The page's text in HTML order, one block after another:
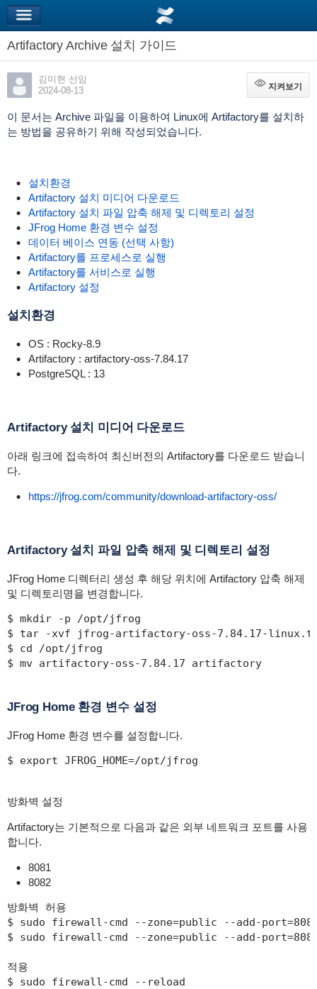
Artifactory Archive 설치 가이드
김미현 선임
2024-08-13
지켜보기
지켜보기
이 문서는 Archive 파일을 이용하여 Linux에 Artifactory를 설치하
는 방법을 공유하기 위해 작성되었습니다.
설치환경
Artifactory 설치 미디어 다운로드
Artifactory 설치 파일 압축 해제 및 디렉토리 설정
JFrog Home 환경 변수 설정
데이터 베이스 연동 (선택 사항)
Artifactory를 프로세스로 실행
Artifactory를 서비스로 실행
Artifactory 설정
설치환경
OS : Rocky-8.9
Artifactory : artifactory-oss-7.84.17
PostgreSQL : 13
Artifactory 설치 미디어 다운로드
아래 링크에 접속하여 최신버전의 Artifactory를 다운로드 받습니
다.
https://jfrog.com/community/download-artifactory-oss/
Artifactory 설치 파일 압축 해제 및 디렉토리 설정
JFrog Home 디렉터리 생성 후 해당 위치에 Artifactory 압축 해제
및 디렉토리명을 변경합니다.
$ mkdir -p /opt/jfrog
$ tar -xvf jfrog-artifactory-oss-7.84.17-
$ cd /opt/jfrog
$ mv artifactory-oss-7.84.17 artifactory
JFrog Home 환경 변수 설정
JFrog Home 환경 변수를 설정합니다.
$ export JFROG_HOME=/opt/jfrog
방화벽 설정
Artifactory는 기본적으로 다음과 같은 외부 네트워크 포트를 사용
합니다.
8081
8082
방화벽 허용
$ sudo firewall-cmd --zone=public --add-
$ sudo firewall-cmd --zone=public --add-
적용
$ sudo firewall-cmd --reload